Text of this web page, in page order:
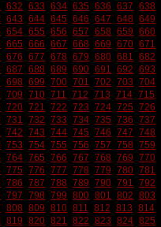
632 633 634 635 636 637 638
643 644 645 646 647 648 649
654 655 656 657 658 659 660
665 666 667 668 669 670 671
676 677 678 679 680 681 682
687 688 689 690 691 692 693
698 699 700 701 702 703 704
709 710 711 712 713 714 715
720 721 722 723 724 725 726
731 732 733 734 735 736 737
742 743 744 745 746 747 748
753 754 755 756 757 758 759
764 765 766 767 768 769 770
775 776 777 778 779 780 781
786 787 788 789 790 791 792
797 798 799 800 801 802 803
808 809 810 811 812 813 814
819 820 821 822 823 824 825